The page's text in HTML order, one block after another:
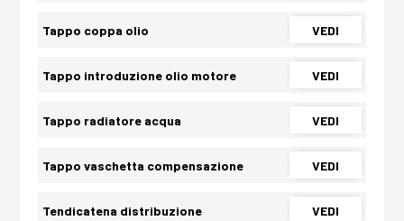
Tappo coppa olio VEDI
Tappo introduzione olio motore VEDI
Tappo radiatore acqua VEDI
Tappo vaschetta compensazione VEDI
Tendicatena distribuzione VEDI